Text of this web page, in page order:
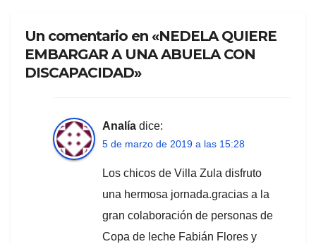
Un comentario en «NEDELA QUIERE
EMBARGAR A UNA ABUELA CON
DISCAPACIDAD»
Analía dice:
5 de marzo de 2019 a las 15:28
Los chicos de Villa Zula disfruto
una hermosa jornada.gracias a la
gran colaboración de personas de
Copa de leche Fabián Flores y